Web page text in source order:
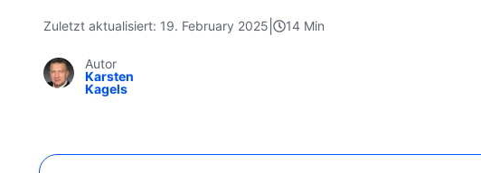
Zuletzt aktualisiert: 19. February 2025 14 Min
Autor
Karsten
Kagels